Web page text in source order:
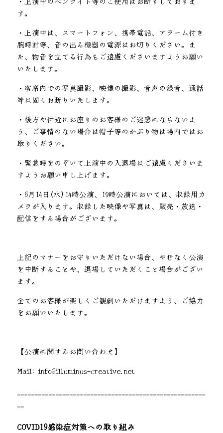
す。
・上演中は、スマートフォン、携帯電話、アラーム付き
腕時計等、音の出る機器の電源はお切りください。ま
た、物音を立てる行為もご遠慮くださいますようお願い
いたします。
・客席内での写真撮影、映像の撮影、音声の録音、通話
等は固くお断りいたします。
・後方や付近にお座りのお客様のご迷惑にならないよ
う、ご事情のない場合は帽子等のかぶり物は場内ではお
取りください。
・緊急時をのぞいて上演中の入退場はご遠慮くださいま
すようお願い申し上げます。
・6月14日(水)14時公演、19時公演においては、収録用カ
メラが入ります。収録した映像や写真は、販売・放送・
配信をする場合がございます。
上記のマナーをお守りいただけない場合、やむなく公演
を中断することや、退場していただくこと場合がござい
ます。
全てのお客様が楽しくご観劇いただけますよう、ご協力
をお願いいたします。
【公演に関するお問い合わせ】
Mail: info@illuminus-creative.net
======================================================
==
COVID19感染症対策への取り組み